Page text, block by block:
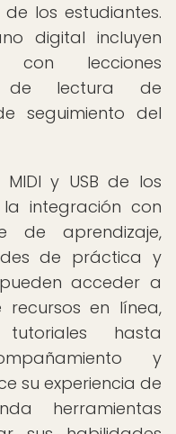
los estudiantes.
digital incluyen
con lecciones
de lectura de
seguimiento del
y USB de los
integración con
de aprendizaje,
de práctica y
acceder a
en línea,
hasta
y
su experiencia de
herramientas